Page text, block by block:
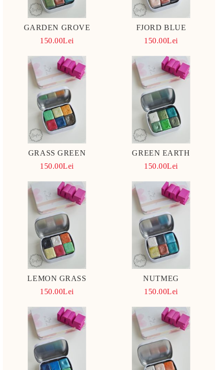
GARDEN GROVE
150.00Lei
FJORD BLUE
150.00Lei
GRASS GREEN
150.00Lei
GREEN EARTH
150.00Lei
LEMON GRASS
150.00Lei
NUTMEG
150.00Lei